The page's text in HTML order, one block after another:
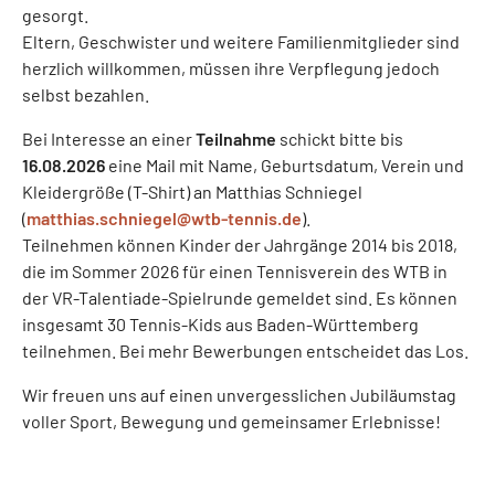
gesorgt.
Eltern, Geschwister und weitere Familienmitglieder sind
herzlich willkommen, müssen ihre Verpflegung jedoch
selbst bezahlen.
Bei Interesse an einerTeilnahme schickt bitte bis
16.08.2026 eine Mail mit Name, Geburtsdatum, Verein und
Kleidergröße (T-Shirt) an Matthias Schniegel
(matthias.schniegel@wtb-tennis.de).
Teilnehmen können Kinder der Jahrgänge 2014 bis 2018,
die im Sommer 2026 für einen Tennisverein des WTB in
der VR-Talentiade-Spielrunde gemeldet sind. Es können
insgesamt 30 Tennis-Kids aus Baden-Württemberg
teilnehmen. Bei mehr Bewerbungen entscheidet das Los.
Wir freuen uns auf einen unvergesslichen Jubiläumstag
voller Sport, Bewegung und gemeinsamer Erlebnisse!